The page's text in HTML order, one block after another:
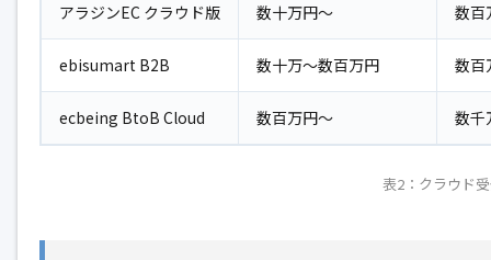
アラジンEC クラウド版 数十万円〜 数百
ebisumart B2B 数十万〜数百万円 数百
ecbeing BtoB Cloud 数百万円〜 数千
表2：クラウド